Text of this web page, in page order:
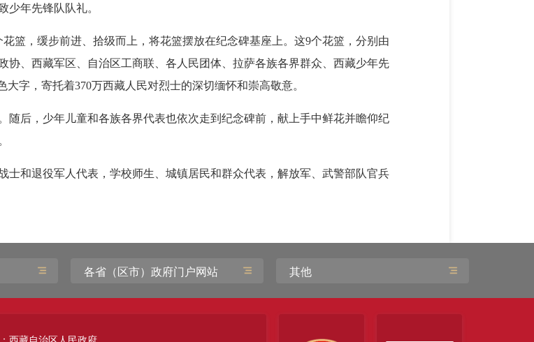
少年先锋队队礼。
篮，缓步前进、拾级而上，将花篮摆放在纪念碑基座上。这9个花篮，分别由
协、西藏军区、自治区工商联、各人民团体、拉萨各族各界群众、西藏少年先
字，寄托着370万西藏人民对烈士的深切缅怀和崇高敬意。
随后，少年儿童和各族各界代表也依次走到纪念碑前，献上手中鲜花并瞻仰纪
士和退役军人代表，学校师生、城镇居民和群众代表，解放军、武警部队官兵
各省（区市）政府门户网站 其他